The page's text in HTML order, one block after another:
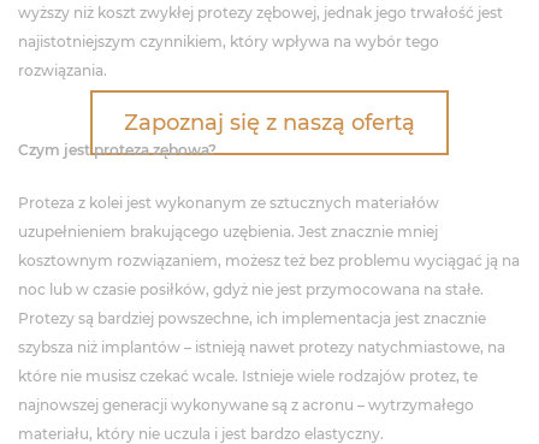
wyższy niż koszt zwykłej protezy zębowej, jednak jego trwałość jest
najistotniejszym czynnikiem, który wpływa na wybór tego
rozwiązania.
Zapoznaj się z naszą ofertą
Czym jest proteza zębowa?
Proteza z kolei jest wykonanym ze sztucznych materiałów
uzupełnieniem brakującego uzębienia. Jest znacznie mniej
kosztownym rozwiązaniem, możesz też bez problemu wyciągać ją na
noc lub w czasie posiłków, gdyż nie jest przymocowana na stałe.
Protezy są bardziej powszechne, ich implementacja jest znacznie
szybsza niż implantów – istnieją nawet protezy natychmiastowe, na
które nie musisz czekać wcale. Istnieje wiele rodzajów protez, te
najnowszej generacji wykonywane są z acronu – wytrzymałego
materiału, który nie uczula i jest bardzo elastyczny.